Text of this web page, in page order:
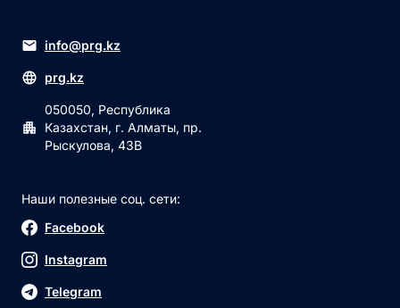
info@prg.kz
prg.kz
050050, Республика
Казахстан, г. Алматы, пр.
Рыскулова, 43В
Наши полезные соц. сети:
Facebook
Instagram
Telegram